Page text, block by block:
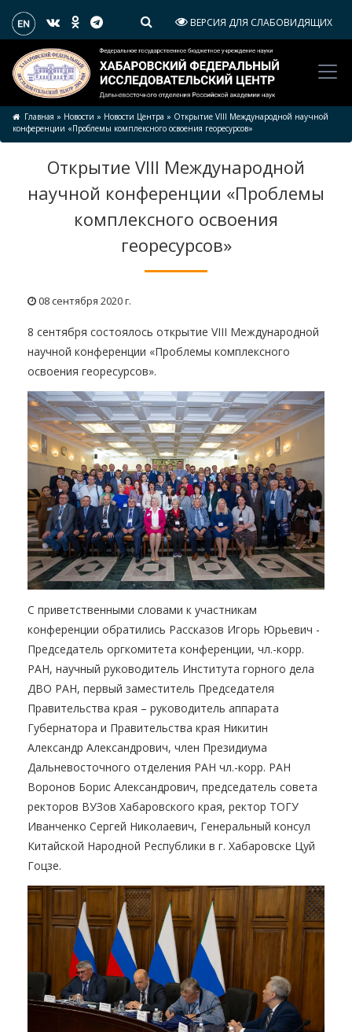
ВЕРСИЯ ДЛЯ СЛАБОВИДЯЩИХ
Главная » Новости » Новости Центра » Открытие VIII Международной научной
конференции «Проблемы комплексного освоения георесурсов»
Открытие VIII Международной
научной конференции «Проблемы
комплексного освоения
георесурсов»
08 сентября 2020 г.
8 сентября состоялось открытие VIII Международной
научной конференции «Проблемы комплексного
освоения георесурсов».
С приветственными словами к участникам
конференции обратились Рассказов Игорь Юрьевич -
Председатель оргкомитета конференции, чл.-корр.
РАН, научный руководитель Института горного дела
ДВО РАН, первый заместитель Председателя
Правительства края – руководитель аппарата
Губернатора и Правительства края Никитин
Александр Александрович, член Президиума
Дальневосточного отделения РАН чл.-корр. РАН
Воронов Борис Александрович, председатель совета
ректоров ВУЗов Хабаровского края, ректор ТОГУ
Иванченко Сергей Николаевич, Генеральный консул
Китайской Народной Республики в г. Хабаровске Цуй
Гоцзе.